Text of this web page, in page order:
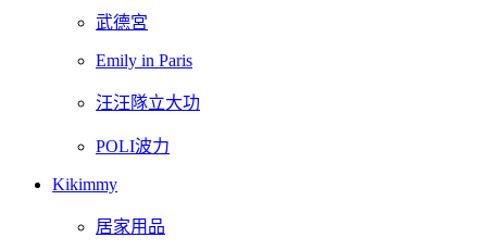
武德宮
Emily in Paris
汪汪隊立大功
POLI波力
Kikimmy
居家用品